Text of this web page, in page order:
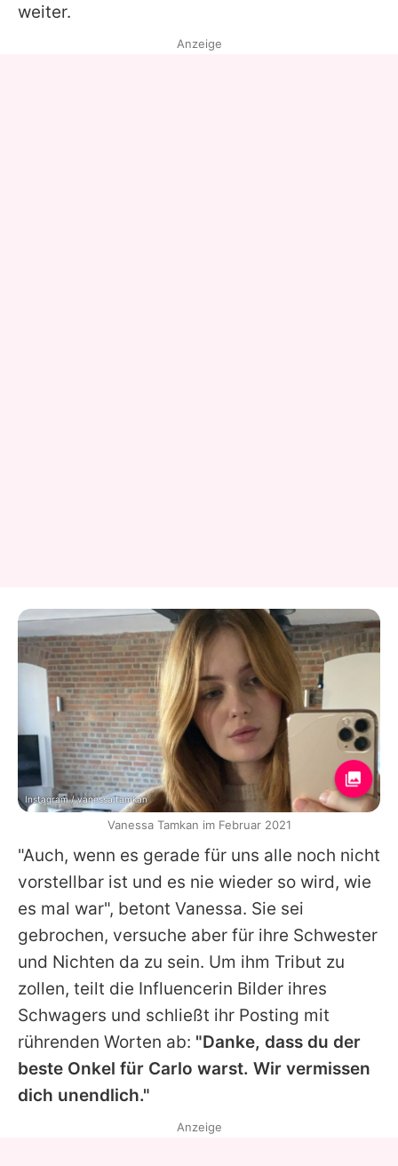
weiter.
"Auch, wenn es gerade für uns alle noch nicht
vorstellbar ist und es nie wieder so wird, wie
es mal war", betont Vanessa. Sie sei
gebrochen, versuche aber für ihre Schwester
und Nichten da zu sein. Um ihm Tribut zu
zollen, teilt die Influencerin Bilder ihres
Schwagers und schließt ihr Posting mit
rührenden Worten ab: "Danke, dass du der
beste Onkel für Carlo warst. Wir vermissen
dich unendlich."
Anzeige
Instagram / vanessa.tamkan
Vanessa Tamkan im Februar 2021
Anzeige